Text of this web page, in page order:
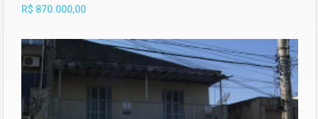
R$ 870.000,00